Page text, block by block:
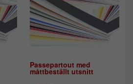
Passepartout med
måttbeställt utsnitt